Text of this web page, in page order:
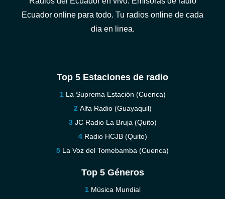
Ecuador online para todo. Tu radios online de cada
dia en linea.
Top 5 Estaciones de radio
La Suprema Estación (Cuenca)
Alfa Radio (Guayaquil)
JC Radio La Bruja (Quito)
Radio HCJB (Quito)
La Voz del Tomebamba (Cuenca)
Top 5 Géneros
Música Mundial